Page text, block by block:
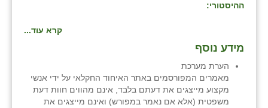
ההיסטורי:
קרא עוד...
מידע נוסף
הערת מערכת
מאמרים המפורסמים באתר האיחוד החקלאי על ידי אנשי
מקצוע מייצגים את דעתם בלבד, אינם מהווים חוות דעת
משפטית (אלא אם נאמר במפורש) ואינם מייצגים את